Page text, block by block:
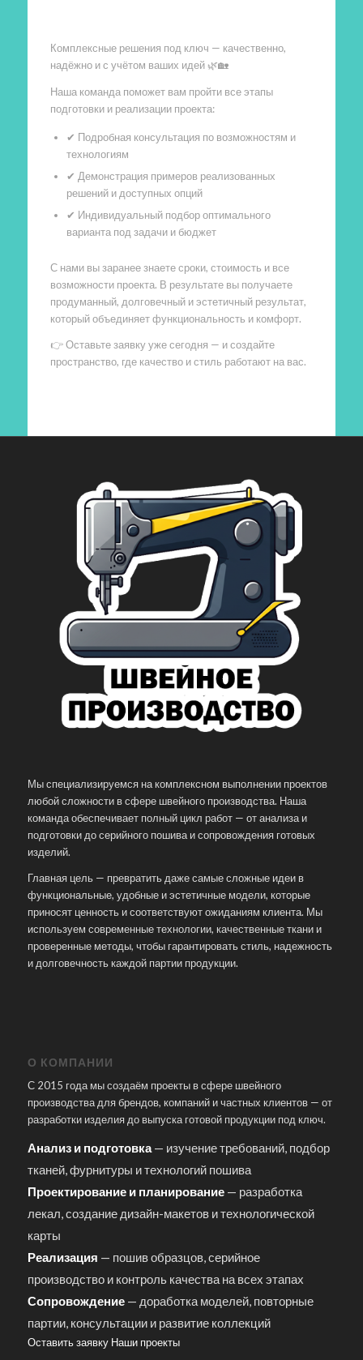
Комплексные решения под ключ — качественно,
надёжно и с учётом ваших идей 🌿🏡
Наша команда поможет вам пройти все этапы
подготовки и реализации проекта:
✔ Подробная консультация по возможностям и
технологиям
✔ Демонстрация примеров реализованных
решений и доступных опций
✔ Индивидуальный подбор оптимального
варианта под задачи и бюджет
С нами вы заранее знаете сроки, стоимость и все
возможности проекта. В результате вы получаете
продуманный, долговечный и эстетичный результат,
который объединяет функциональность и комфорт.
👉 Оставьте заявку уже сегодня — и создайте
пространство, где качество и стиль работают на вас.
Мы специализируемся на комплексном выполнении проектов
любой сложности в сфере швейного производства. Наша
команда обеспечивает полный цикл работ — от анализа и
подготовки до серийного пошива и сопровождения готовых
изделий.
Главная цель — превратить даже самые сложные идеи в
функциональные, удобные и эстетичные модели, которые
приносят ценность и соответствуют ожиданиям клиента. Мы
используем современные технологии, качественные ткани и
проверенные методы, чтобы гарантировать стиль, надежность
и долговечность каждой партии продукции.
О КОМПАНИИ
С 2015 года мы создаём проекты в сфере швейного
производства для брендов, компаний и частных клиентов — от
разработки изделия до выпуска готовой продукции под ключ.
Анализ и подготовка— изучение требований, подбор
тканей, фурнитуры и технологий пошива
Проектирование и планирование— разработка
лекал, создание дизайн-макетов и технологической
карты
Реализация — пошив образцов, серийное
производство и контроль качества на всех этапах
Сопровождение— доработка моделей, повторные
партии, консультации и развитие коллекций
Оставить заявку Наши проекты